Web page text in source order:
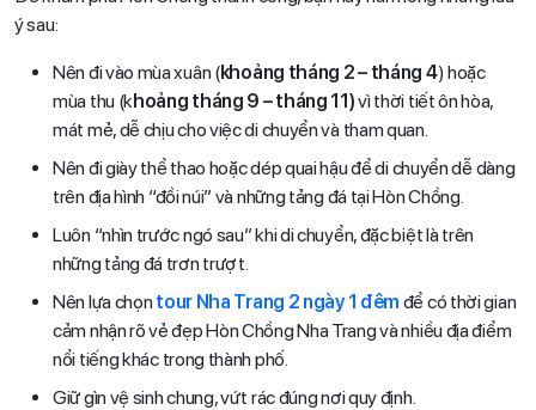
ý sau:
Nên đi vào mùa xuân (khoảng tháng 2 – tháng 4) hoặc
mùa thu (khoảng tháng 9 – tháng 11)vì thời tiết ôn hòa,
mát mẻ, dễ chịu cho việc di chuyển và tham quan.
Nên đi giày thể thao hoặc dép quai hậu để di chuyển dễ dàng
trên địa hình “đồi núi” và những tảng đá tại Hòn Chồng.
Luôn “nhìn trước ngó sau” khi di chuyển, đặc biệt là trên
những tảng đá trơn trượt.
Nên lựa chọn tour Nha Trang 2 ngày 1 đêm để có thời gian
cảm nhận rõ vẻ đẹp Hòn Chồng Nha Trang và nhiều địa điểm
nổi tiếng khác trong thành phố.
Giữ gìn vệ sinh chung, vứt rác đúng nơi quy định.